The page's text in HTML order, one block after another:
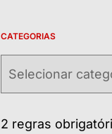
CATEGORIAS
2 regras